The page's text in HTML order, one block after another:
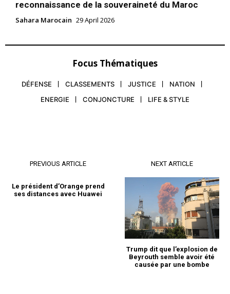
reconnaissance de la souveraineté du Maroc
Sahara Marocain 29 April 2026
Focus Thématiques
DÉFENSE CLASSEMENTS JUSTICE
NATION
ENERGIE
CONJONCTURE LIFE & STYLE
PREVIOUS ARTICLE
Le président d’Orange prend
ses distances avec Huawei
NEXT ARTICLE
Trump dit que l’explosion de
Beyrouth semble avoir été
causée par une bombe